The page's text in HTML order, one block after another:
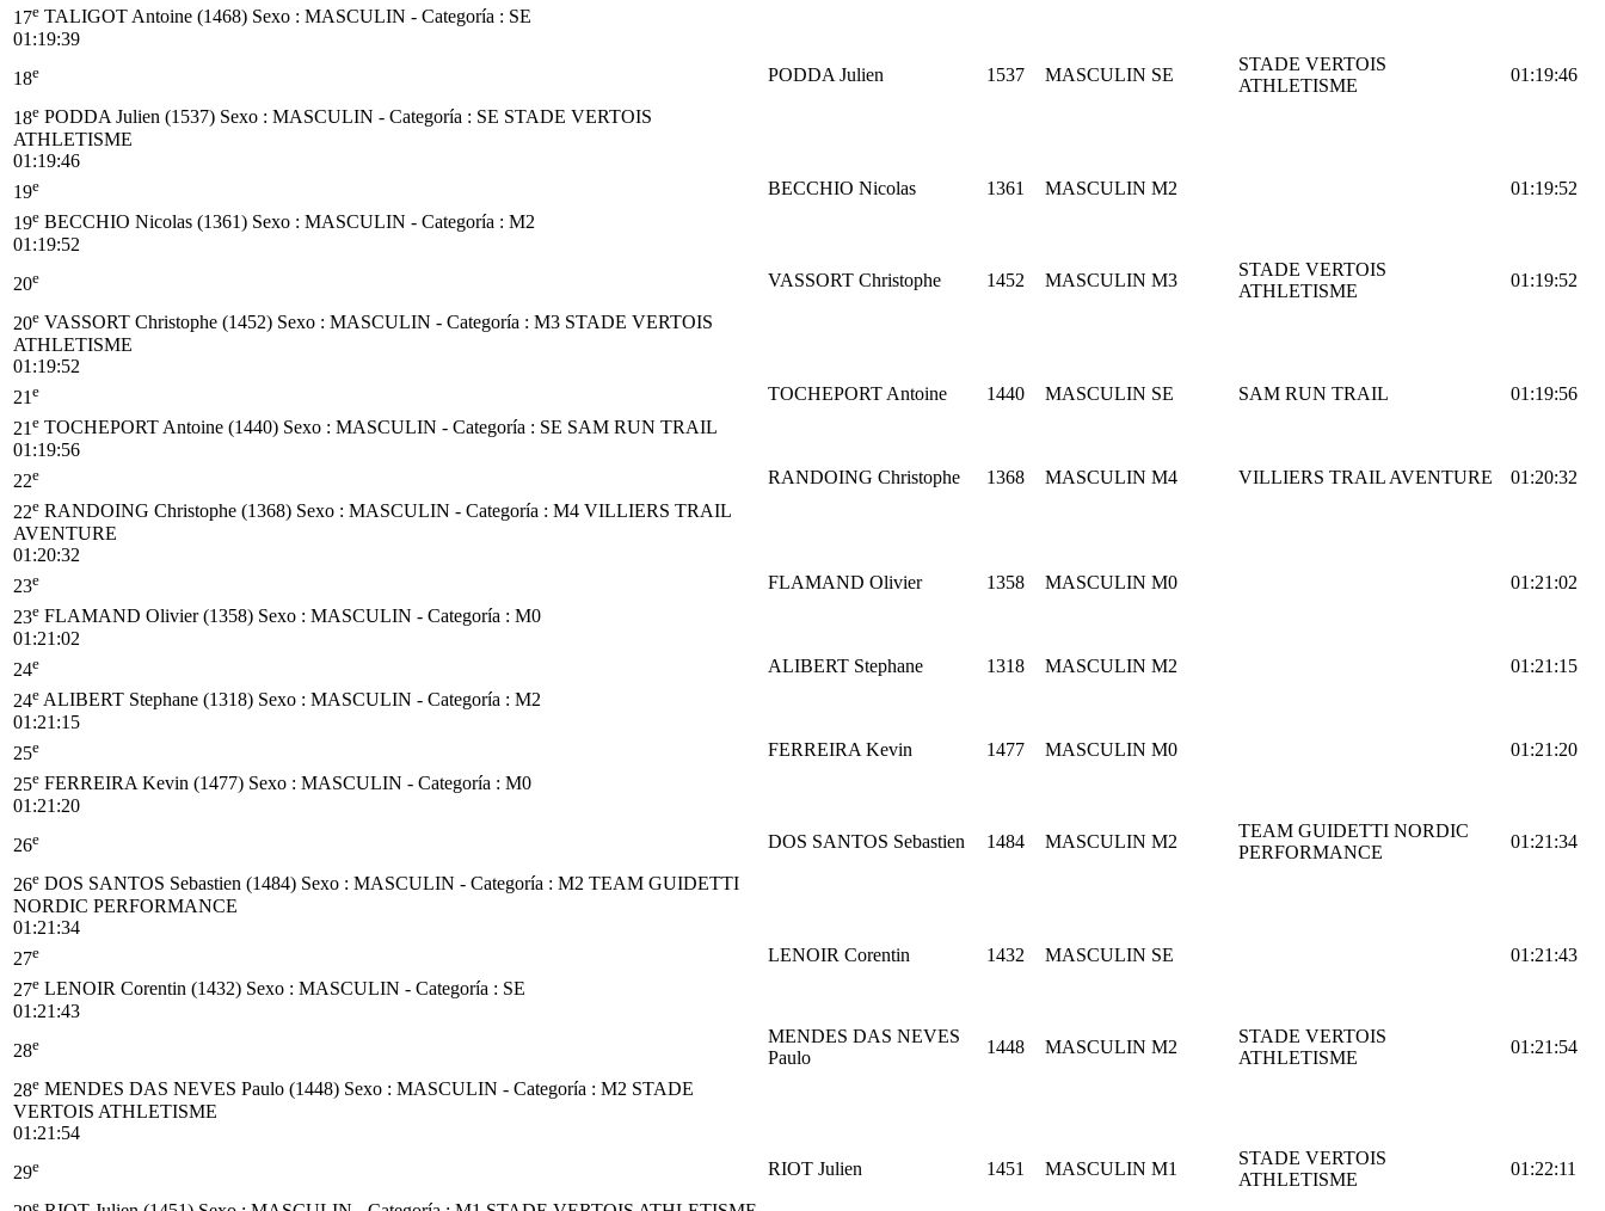
17e TALIGOT Antoine (1468) Sexo : MASCULIN - Categoría : SE
01:19:39
18e PODDA Julien 1537 MASCULIN SE
STADE VERTOIS
ATHLETISME
01:19:46
18e PODDA Julien (1537) Sexo : MASCULIN - Categoría : SE STADE VERTOIS
ATHLETISME
01:19:46
19e BECCHIO Nicolas 1361 MASCULIN M2
01:19:52
19e BECCHIO Nicolas (1361) Sexo : MASCULIN - Categoría : M2
01:19:52
20e VASSORT Christophe 1452 MASCULIN M3
STADE VERTOIS
ATHLETISME
01:19:52
20e VASSORT Christophe (1452) Sexo : MASCULIN - Categoría : M3 STADE VERTOIS
ATHLETISME
01:19:52
21 e TOCHEPORT Antoine 1440 MASCULIN SE SAM RUN TRAIL
01:19:56
21 e TOCHEPORT Antoine (1440) Sexo : MASCULIN - Categoría : SE SAM RUN TRAIL
01:19:56
22e RANDOING Christophe 1368 MASCULIN M4 VILLIERS TRAIL AVENTURE
01:20:32
22e RANDOING Christophe (1368) Sexo : MASCULIN - Categoría : M4 VILLIERS TRAIL
AVENTURE
01:20:32
23e FLAMAND Olivier 1358 MASCULIN M0
01:21:02
23e FLAMAND Olivier (1358) Sexo : MASCULIN - Categoría : M0
01:21:02
24e ALIBERT Stephane 1318 MASCULIN M2
01:21:15
24e ALIBERT Stephane (1318) Sexo : MASCULIN - Categoría : M2
01:21:15
25e FERREIRA Kevin 1477 MASCULIN M0
01:21:20
25e FERREIRA Kevin (1477) Sexo : MASCULIN - Categoría : M0
01:21:20
26e DOS SANTOS Sebastien 1484 MASCULIN M2
TEAM GUIDETTI NORDIC
PERFORMANCE
01:21:34
26e DOS SANTOS Sebastien (1484) Sexo : MASCULIN - Categoría : M2 TEAM GUIDETTI
NORDIC PERFORMANCE
01:21:34
27e LENOIR Corentin 1432 MASCULIN SE
01:21:43
27e LENOIR Corentin (1432) Sexo : MASCULIN - Categoría : SE
01:21:43
28e
MENDES DAS NEVES
Paulo
1448 MASCULIN M2
STADE VERTOIS
ATHLETISME
01:21:54
28e MENDES DAS NEVES Paulo (1448) Sexo : MASCULIN - Categoría : M2 STADE
VERTOIS ATHLETISME
01:21:54
29e RIOT Julien 1451 MASCULIN M1
STADE VERTOIS
ATHLETISME
01:22:11
e